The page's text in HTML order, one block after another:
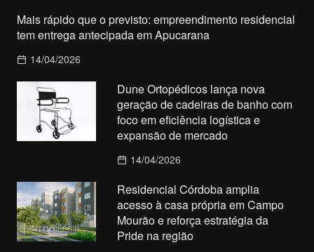
Mais rápido que o previsto: empreendimento residencial
tem entrega antecipada em Apucarana
14/04/2026
Dune Ortopédicos lança nova
geração de cadeiras de banho com
foco em eficiência logística e
expansão de mercado
14/04/2026
Residencial Córdoba amplia
acesso à casa própria em Campo
Mourão e reforça estratégia da
Pride na região